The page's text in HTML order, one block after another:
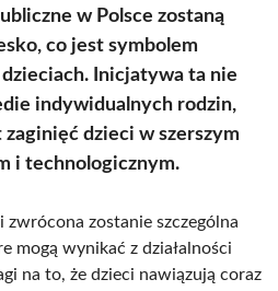
w Polsce zostaną
co jest symbolem
Inicjatywa ta nie
indywidualnych rodzin,
dzieci w szerszym
i technologicznym.
zwrócona zostanie szczególna
mogą wynikać z działalności
na to, że dzieci nawiązują coraz